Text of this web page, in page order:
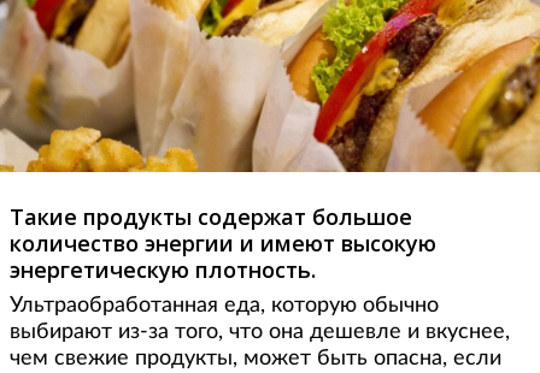
Такие продукты содержат большое
количество энергии и имеют высокую
энергетическую плотность.
Ультраобработанная еда, которую обычно
выбирают из-за того, что она дешевле и вкуснее,
чем свежие продукты, может быть опасна, если